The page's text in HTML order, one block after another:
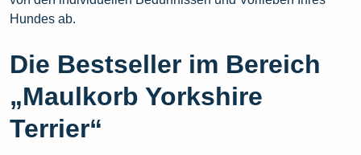
Hundes ab.
Die Bestseller im Bereich
„Maulkorb Yorkshire
Terrier“